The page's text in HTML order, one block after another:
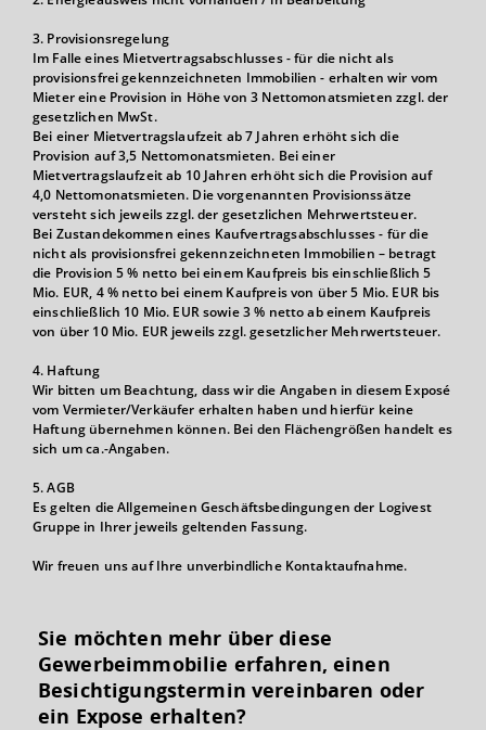
3. Provisionsregelung
Im Falle eines Mietvertragsabschlusses - für die nicht als
provisionsfrei gekennzeichneten Immobilien - erhalten wir vom
Mieter eine Provision in Höhe von 3 Nettomonatsmieten zzgl. der
gesetzlichen MwSt.
Bei einer Mietvertragslaufzeit ab 7 Jahren erhöht sich die
Provision auf 3,5 Nettomonatsmieten. Bei einer
Mietvertragslaufzeit ab 10 Jahren erhöht sich die Provision auf
4,0 Nettomonatsmieten. Die vorgenannten Provisionssätze
versteht sich jeweils zzgl. der gesetzlichen Mehrwertsteuer.
Bei Zustandekommen eines Kaufvertragsabschlusses - für die
nicht als provisionsfrei gekennzeichneten Immobilien – betragt
die Provision 5 % netto bei einem Kaufpreis bis einschließlich 5
Mio. EUR, 4 % netto bei einem Kaufpreis von über 5 Mio. EUR bis
einschließlich 10 Mio. EUR sowie 3 % netto ab einem Kaufpreis
von über 10 Mio. EUR jeweils zzgl. gesetzlicher Mehrwertsteuer.
4. Haftung
Wir bitten um Beachtung, dass wir die Angaben in diesem Exposé
vom Vermieter/Verkäufer erhalten haben und hierfür keine
Haftung übernehmen können. Bei den Flächengrößen handelt es
sich um ca.-Angaben.
5. AGB
Es gelten die Allgemeinen Geschäftsbedingungen der Logivest
Gruppe in Ihrer jeweils geltenden Fassung.
Wir freuen uns auf Ihre unverbindliche Kontaktaufnahme.
Sie möchten mehr über diese
Gewerbeimmobilie erfahren, einen
Besichtigungs­termin vereinbaren oder
ein Expose erhalten?